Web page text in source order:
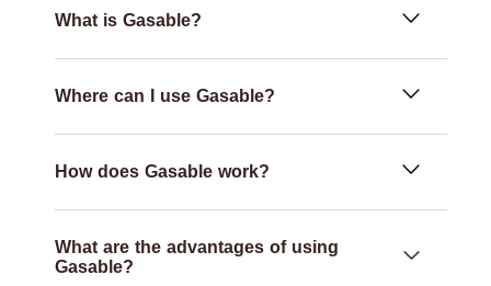
What is Gasable?
Where can I use Gasable?
How does Gasable work?
What are the advantages of using
Gasable?